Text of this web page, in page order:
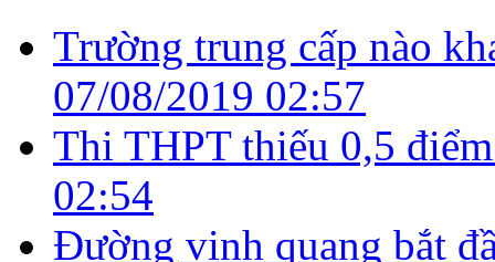
Trường trung cấp nào
07/08/2019 02:57
Thi THPT thiếu 0,5
02:54
Đường vinh quang bắt